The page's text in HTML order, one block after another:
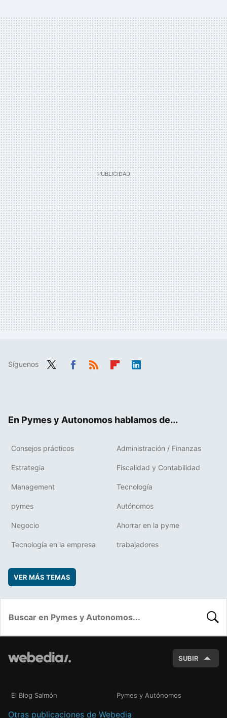
Síguenos
En Pymes y Autonomos hablamos de...
Consejos prácticos Administración / Finanzas
Estrategia Fiscalidad y Contabilidad
Management Tecnología
pymes Autónomos
Negocio Ahorrar en la pyme
Tecnología en la empresa trabajadores
VER MÁS TEMAS
SUBIR
El Blog Salmón Pymes y Autónomos
Otras publicaciones de Webedia